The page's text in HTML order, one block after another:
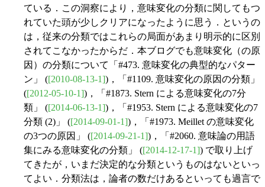
ている．この洞察により，意味変化の分類に関してもつ
れていた頭が少しクリアになったように思う．というの
は，従来の分類ではこれらの局面があまり明示的に区別
されてこなかったからだ．本ブログでも意味変化（の原
因）の分類について「#473. 意味変化の典型的なパター
ン」 ([2010-08-13-1])，「#1109. 意味変化の原因の分類」
([2012-05-10-1])，「#1873. Stern による意味変化の7分
類」 ([2014-06-13-1])，「#1953. Stern による意味変化の7
分類 (2)」 ([2014-09-01-1])，「#1973. Meillet の意味変化
の3つの原因」 ([2014-09-21-1])，「#2060. 意味論の用語
集にみる意味変化の分類」 ([2014-12-17-1]) で取り上げ
てきたが，いまだ決定的な分類というものはないといっ
てよい．分類法は，論者の数だけあるといっても過言で